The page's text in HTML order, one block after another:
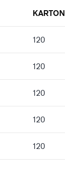
KARTON
120
120
120
120
120